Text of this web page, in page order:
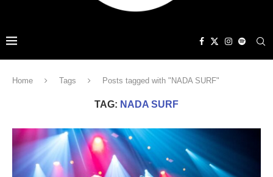
Home Tags Posts tagged with "NADA SURF"
TAG: NADA SURF